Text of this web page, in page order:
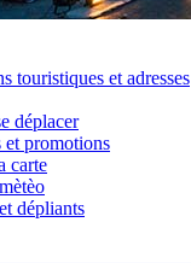
touristiques et adresses
déplacer
et promotions
carte
dépliants